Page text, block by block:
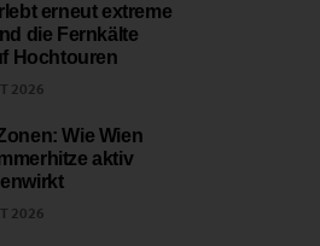
erneut extreme
die Fernkälte
Hochtouren
2026
Wie Wien
aktiv
2026